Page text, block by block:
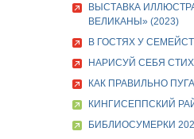
ВЫСТАВКА
ВЕЛИКАНЫ» (2023)
В ГОСТЯХ У
НАРИСУЙ СЕБЯ
КАК ПРАВИЛЬНО
КИНГИСЕППСКИЙ
БИБЛИОСУМЕРКИ